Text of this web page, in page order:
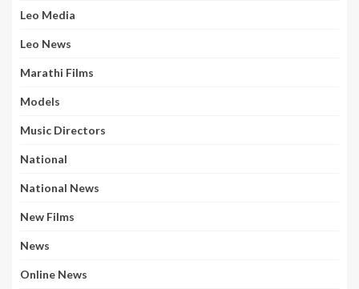
Leo Media
Leo News
Marathi Films
Models
Music Directors
National
National News
New Films
News
Online News